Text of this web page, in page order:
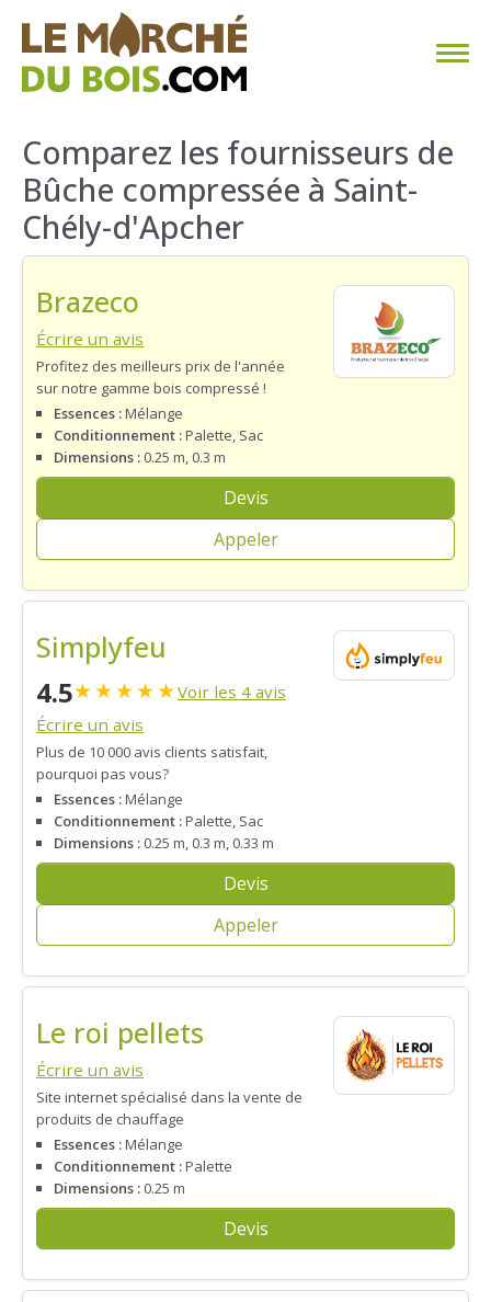
CHAUFFAGE AU BOIS
FAQ
CALCULER SA CONSOMMATION
TROUVER SON FOURNISSEUR
BLOG
ESPACE PRO
Comparez les fournisseurs de
Bûche compressée à Saint-
Chély-d'Apcher
Brazeco
Écrire un avis
Profitez des meilleurs prix de l'année
sur notre gamme bois compressé !
Essences :Mélange
Conditionnement :Palette, Sac
Dimensions : 0.25 m, 0.3 m
Devis
Appeler
Simplyfeu
4.5★★★★★Voir les 4 avis
Écrire un avis
Plus de 10 000 avis clients satisfait,
pourquoi pas vous?
Essences :Mélange
Conditionnement :Palette, Sac
Dimensions : 0.25 m, 0.3 m, 0.33 m
Devis
Appeler
Le roi pellets
Écrire un avis
Site internet spécialisé dans la vente de
produits de chauffage
Essences :Mélange
Conditionnement :Palette
Dimensions : 0.25 m
Devis